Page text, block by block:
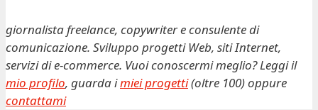
giornalista freelance, copywriter e consulente di
comunicazione. Sviluppo progetti Web, siti Internet,
servizi di e-commerce. Vuoi conoscermi meglio? Leggi il
mio profilo, guarda imiei progetti(oltre 100) oppure
contattami